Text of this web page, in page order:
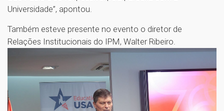
Universidade”, apontou.
Também esteve presente no evento o diretor de
Relações Institucionais do IPM, Walter Ribeiro.